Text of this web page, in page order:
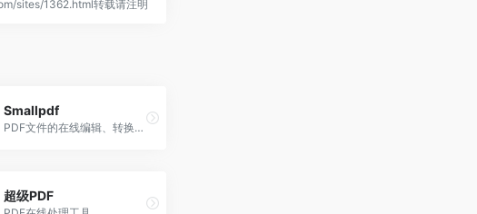
sites/1362.html转载请注明
Smallpdf
PDF文件的在线编辑、转换、压缩和管理等功能
超级PDF